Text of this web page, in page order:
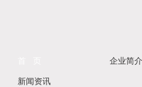
企业简介
新闻资讯